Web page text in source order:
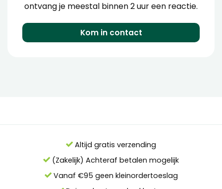
ontvang je meestal binnen 2 uur een reactie.
Kom in contact
Altijd gratis verzending
(Zakelijk) Achteraf betalen mogelijk
Vanaf €95 geen kleinordertoeslag